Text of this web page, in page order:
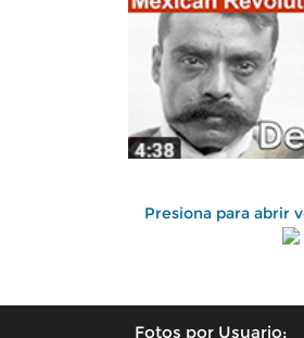
Presiona para abrir
Fotos por Usuario: